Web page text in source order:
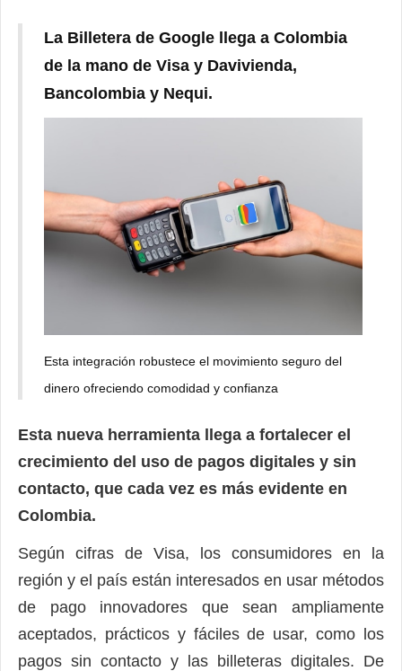
La Billetera de Google llega a Colombia
de la mano de Visa y Davivienda,
Bancolombia y Nequi.
Esta integración robustece el movimiento seguro del
dinero ofreciendo comodidad y confianza
Esta nueva herramienta llega a fortalecer el
crecimiento del uso de pagos digitales y sin
contacto, que cada vez es más evidente en
Colombia.
Según cifras de Visa, los consumidores en la
región y el país están interesados en usar métodos
de pago innovadores que sean ampliamente
aceptados, prácticos y fáciles de usar, como los
pagos sin contacto y las billeteras digitales. De